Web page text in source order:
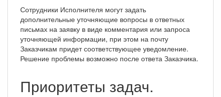
Сотрудники Исполнителя могут задать
дополнительные уточняющие вопросы в ответных
письмах на заявку в виде комментария или запроса
уточняющей информации, при этом на почту
Заказчикам придет соответствующее уведомление.
Решение проблемы возможно после ответа Заказчика.
Приоритеты задач.